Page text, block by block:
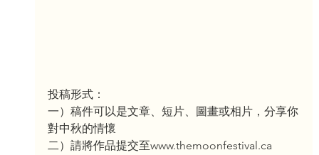
投稿形式：
一）稿件可以是文章、短片、圖畫或相片，分享你
對中秋的情懷
二）請將作品提交至www.themoonfestival.ca